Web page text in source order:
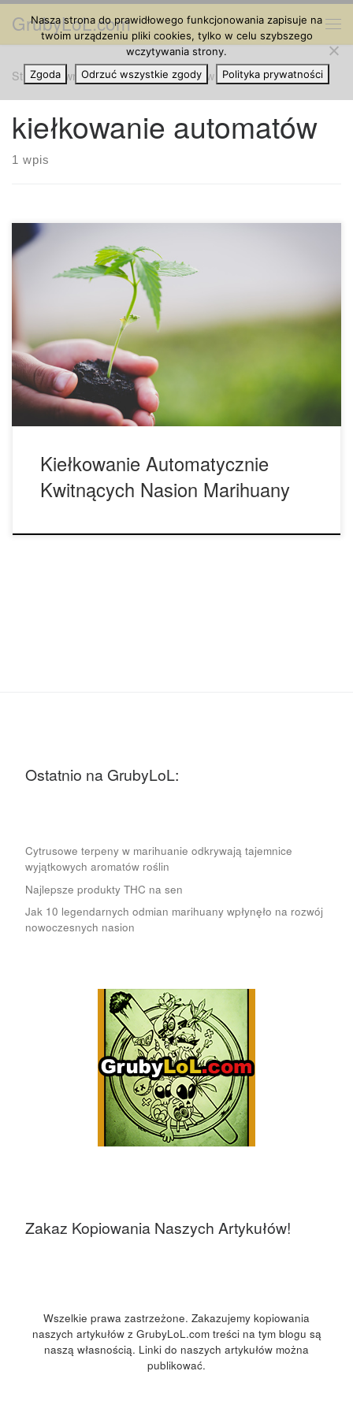
Przejdź do treści
GrubyLoL.com
Strona główna » kiełkowanie automatów
kiełkowanie automatów
1 wpis
Proste wskazówki: Jak kiełkować i hodować automatycznie
kwitnące nasiona marihuany. Pojawienie się
automatycznych odmian marihuany było prawdziwą
rewolucją na całym świecie od czasu pojawienia się
pierwszych nasion tego typu, 20 lat temu. Rośliny
automatycznie kwitnące mają tylko trzymiesięczny cykl
życia, więc będą rosły tylko przez jeden miesiąc. Należy
pamiętać, że […]
Kiełkowanie Automatycznie
Kwitnących Nasion Marihuany
Ostatnio na GrubyLoL:
Cytrusowe terpeny w marihuanie odkrywają tajemnice
wyjątkowych aromatów roślin
Najlepsze produkty THC na sen
Jak 10 legendarnych odmian marihuany wpłynęło na rozwój
nowoczesnych nasion
Zakaz Kopiowania Naszych Artykułów!
Wszelkie prawa zastrzeżone. Zakazujemy kopiowania
naszych artykułów z GrubyLoL.com treści na tym blogu są
naszą własnością. Linki do naszych artykułów można
publikować.
Nasza strona do prawidłowego funkcjonowania zapisuje na
twoim urządzeniu pliki cookies, tylko w celu szybszego
wczytywania strony.
Zgoda
Odrzuć wszystkie zgody Polityka prywatności